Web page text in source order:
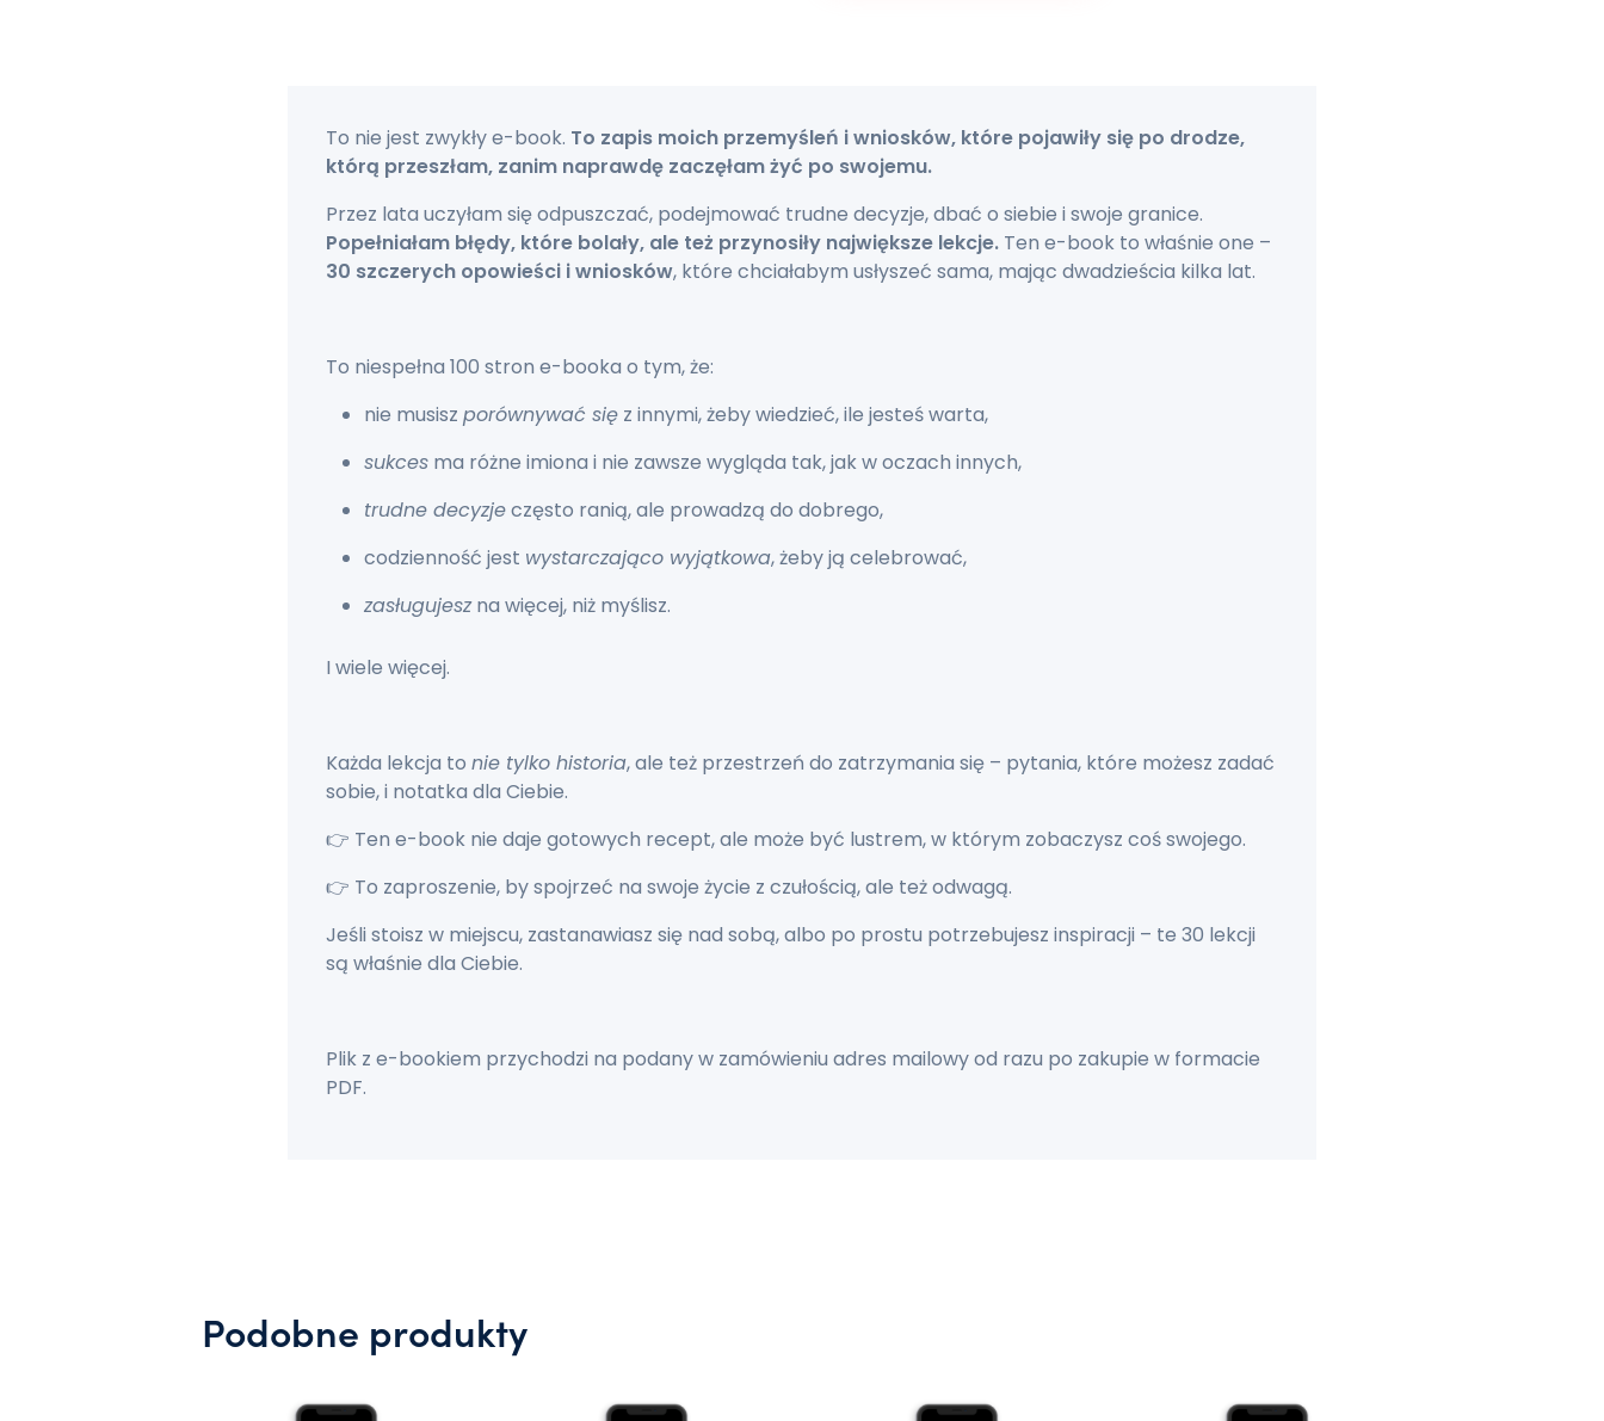
To nie jest zwykły e-book. To zapis moich przemyśleń i wniosków, które pojawiły się po drodze,
którą przeszłam, zanim naprawdę zaczęłam żyć po swojemu.
Przez lata uczyłam się odpuszczać, podejmować trudne decyzje, dbać o siebie i swoje granice.
Popełniałam błędy, które bolały, ale też przynosiły największe lekcje. Ten e-book to właśnie one –
30 szczerych opowieści i wniosków, które chciałabym usłyszeć sama, mając dwadzieścia kilka lat.
To niespełna 100 stron e-booka o tym, że:
nie musisz porównywać się z innymi, żeby wiedzieć, ile jesteś warta,
sukces ma różne imiona i nie zawsze wygląda tak, jak w oczach innych,
trudne decyzjeczęsto ranią, ale prowadzą do dobrego,
codzienność jest wystarczająco wyjątkowa, żeby ją celebrować,
zasługujeszna więcej, niż myślisz.
I wiele więcej.
Każda lekcja to nie tylko historia, ale też przestrzeń do zatrzymania się – pytania, które możesz zadać
sobie, i notatka dla Ciebie.
👉 Ten e-book nie daje gotowych recept, ale może być lustrem, w którym zobaczysz coś swojego.
👉 To zaproszenie, by spojrzeć na swoje życie z czułością, ale też odwagą.
Jeśli stoisz w miejscu, zastanawiasz się nad sobą, albo po prostu potrzebujesz inspiracji – te 30 lekcji
są właśnie dla Ciebie.
Plik z e-bookiem przychodzi na podany w zamówieniu adres mailowy od razu po zakupie w formacie
PDF.
Podobne produkty